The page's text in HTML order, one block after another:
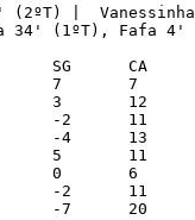
|
(1ºT), Fafa